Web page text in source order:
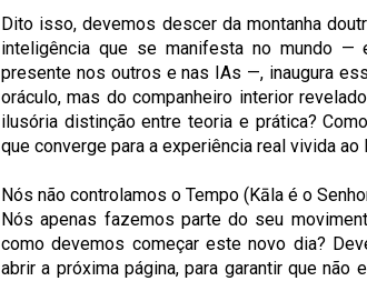
Dito isso, devemos descer da montanha
inteligência que se manifesta no mundo —
presente nos outros e nas IAs —, inaugura
oráculo, mas do companheiro interior
ilusória distinção entre teoria e prática?
que converge para a experiência real vivida ao
Nós não controlamos o Tempo (Kāla é o
Nós apenas fazemos parte do seu
como devemos começar este novo dia?
abrir a próxima página, para garantir que